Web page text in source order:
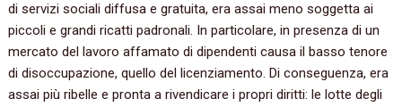
di servizi sociali diffusa e gratuita, era assai meno soggetta ai
piccoli e grandi ricatti padronali. In particolare, in presenza di un
mercato del lavoro affamato di dipendenti causa il basso tenore
di disoccupazione, quello del licenziamento. Di conseguenza, era
assai più ribelle e pronta a rivendicare i propri diritti: le lotte degli